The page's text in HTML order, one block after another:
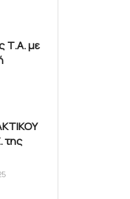
Τ.Α. με
της